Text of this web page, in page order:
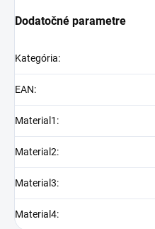
Dodatočné parametre
Kategória:
EAN:
Material1 :
Material2:
Material3:
Material4: